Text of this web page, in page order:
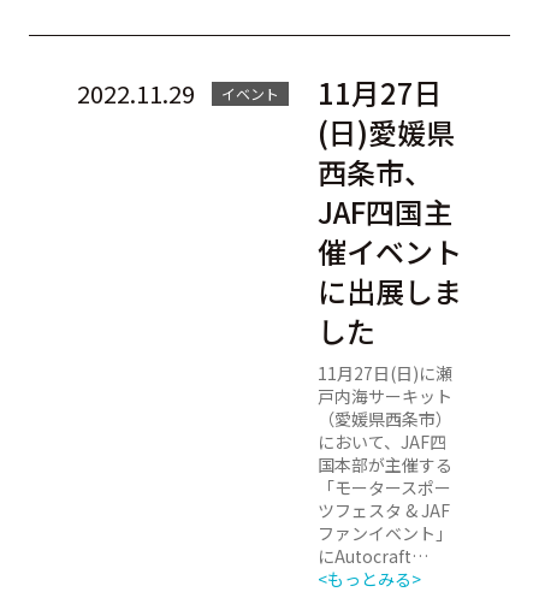
2022.11.29 イベント
11月27日
(日)愛媛県
西条市、
JAF四国主
催イベント
に出展しま
した
11月27日(日)に瀬
戸内海サーキット
（愛媛県西条市）
において、JAF四
国本部が主催する
「モータースポー
ツフェスタ & JAF
ファンイベント」
にAutocraft…
<もっとみる>